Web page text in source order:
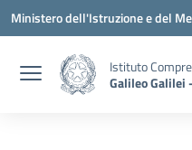
Vai ai contenuti
Vai al menu di navigazione
Vai al footer
Ministero dell'Istruzione e del
Istituto
Galileo Galilei